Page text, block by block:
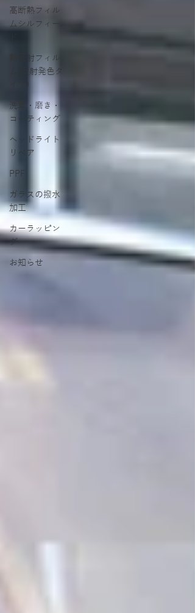
高断熱フィル
ムシルフィー
熱反射フィル
ム(反射発色タ
洗車・磨き・
コーティング
ヘッドライト
リペア
PPF
ガラスの撥水
加工
カーラッピン
グ
お知らせ